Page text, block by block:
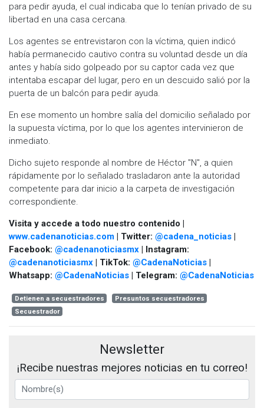
para pedir ayuda, el cual indicaba que lo tenían privado de su
libertad en una casa cercana.
Los agentes se entrevistaron con la víctima, quien indicó
había permanecido cautivo contra su voluntad desde un día
antes y había sido golpeado por su captor cada vez que
intentaba escapar del lugar, pero en un descuido salió por la
puerta de un balcón para pedir ayuda.
En ese momento un hombre salía del domicilio señalado por
la supuesta víctima, por lo que los agentes intervinieron de
inmediato.
Dicho sujeto responde al nombre de Héctor "N", a quien
rápidamente por lo señalado trasladaron ante la autoridad
competente para dar inicio a la carpeta de investigación
correspondiente.
Visita y accede a todo nuestro contenido |
www.cadenanoticias.com | Twitter: @cadena_noticias |
Facebook: @cadenanoticiasmx | Instagram:
@cadenanoticiasmx | TikTok: @CadenaNoticias |
Whatsapp: @CadenaNoticias | Telegram: @CadenaNoticias
Detienen a secuestradores
Presuntos secuestradores
Secuestrador
Newsletter
¡Recibe nuestras mejores noticias en tu correo!